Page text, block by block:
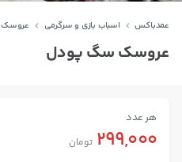
عمدباکس اسباب بازی و سرگرمی عروسک
عروسک سگ پودل
هر عدد
299,000 تومان